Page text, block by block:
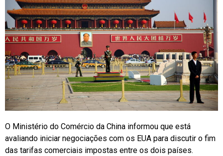
O Ministério do Comércio da China informou que está
avaliando iniciar negociações com os EUA para discutir o fim
das tarifas comerciais impostas entre os dois países.